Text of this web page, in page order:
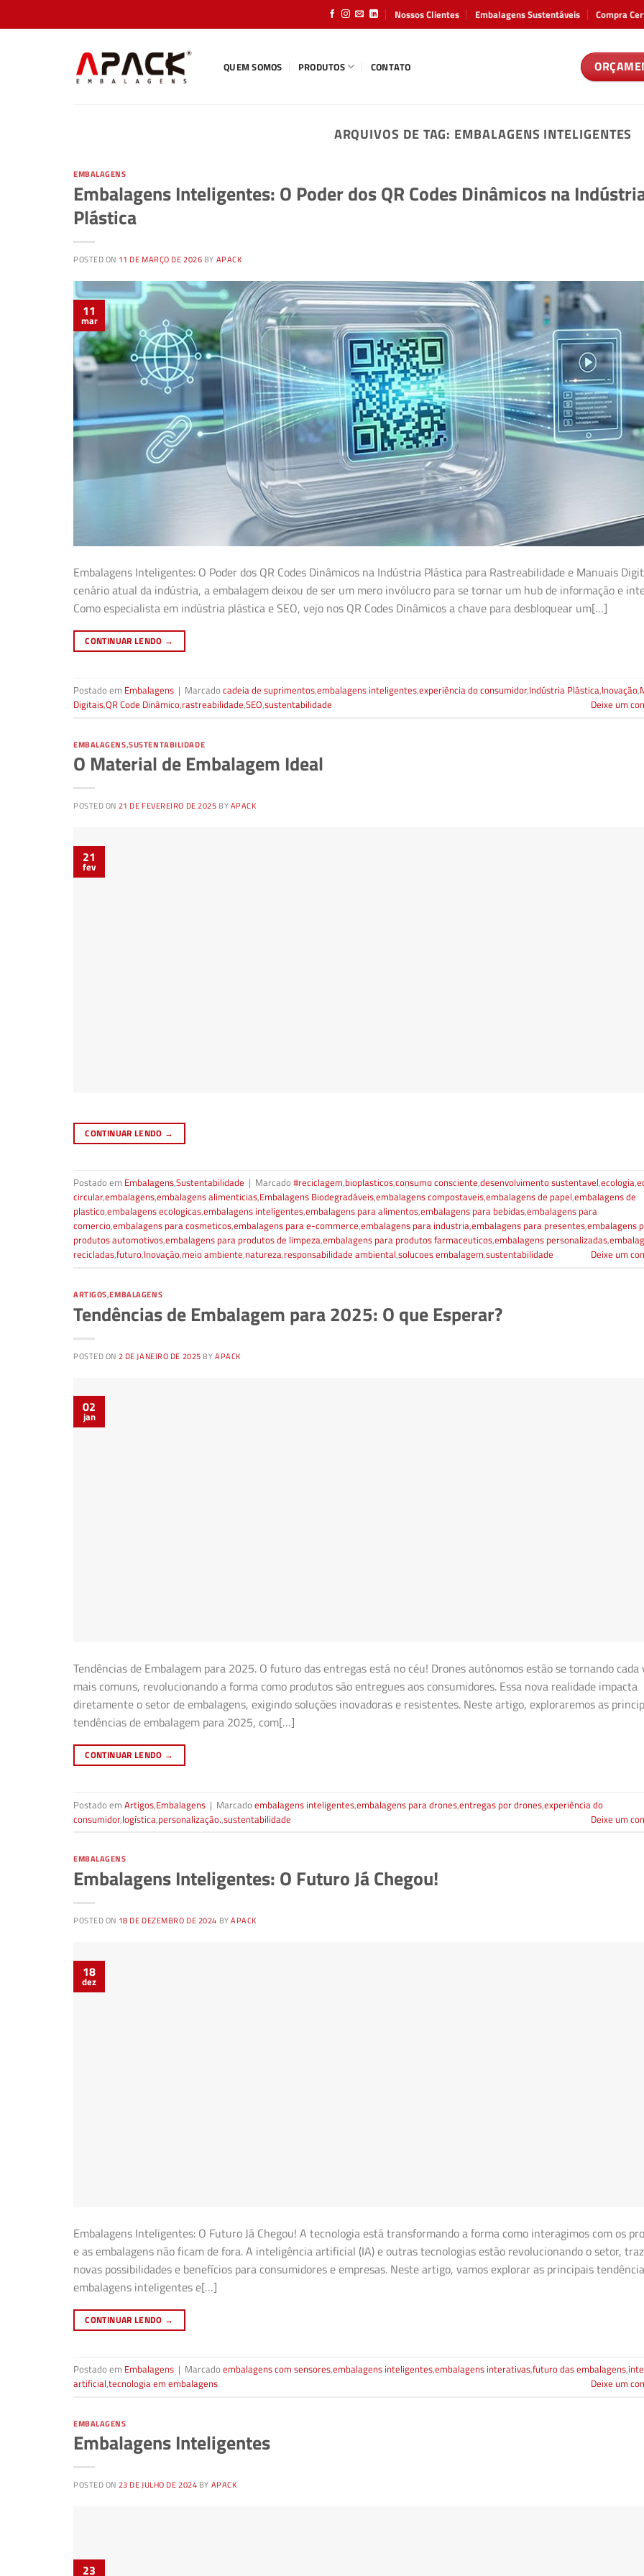
to
Nossos Clientes Embalagens Sustentáveis Compra
QUEM SOMOS PRODUTOS CONTATO
ARQUIVOS DE TAG: EMBALAGENS INTELIGENTES
EMBALAGENS
Embalagens Inteligentes: O Poder dos QR Codes Dinâmicos na
Plástica
POSTED ON 11 DE MARÇO DE 2026 BY APACK
11
mar
Embalagens Inteligentes: O Poder dos QR Codes Dinâmicos na Indústria Plástica para Rastreabilidade e Manuais
cenário atual da indústria, a embalagem deixou de ser um mero invólucro para se tornar um hub de informação e
Como especialista em indústria plástica e SEO, vejo nos QR Codes Dinâmicos a chave para desbloquear um[…]
CONTINUAR LENDO →
Postado em Embalagens | Marcadocadeia de suprimentos,embalagens inteligentes,experiência do consumidor,Indústria Plástica,Inovação,
Digitais,QR Code Dinâmico,rastreabilidade,SEO,sustentabilidade Deixe um
EMBALAGENS,SUSTENTABILIDADE
O Material de Embalagem Ideal
POSTED ON 21 DE FEVEREIRO DE 2025 BYAPACK
21
fev
CONTINUAR LENDO →
Postado em Embalagens,Sustentabilidade | Marcado#reciclagem,bioplasticos,consumo consciente,desenvolvimento sustentavel,ecologia,
circular,embalagens,embalagens alimenticias,Embalagens Biodegradáveis,embalagens compostaveis,embalagens de papel,embalagens de
plastico,embalagens ecologicas,embalagens inteligentes,embalagens para alimentos,embalagens para bebidas,embalagens para
comercio,embalagens para cosmeticos,embalagens para e-commerce,embalagens para industria,embalagens para presentes,embalagens
produtos automotivos,embalagens para produtos de limpeza,embalagens para produtos farmaceuticos,embalagens personalizadas,
recicladas,futuro,Inovação,meio ambiente,natureza,responsabilidade ambiental,solucoes embalagem,sustentabilidade Deixe um
ARTIGOS,EMBALAGENS
Tendências de Embalagem para 2025: O que Esperar?
POSTED ON 2 DE JANEIRO DE 2025 BYAPACK
02
jan
Tendências de Embalagem para 2025. O futuro das entregas está no céu! Drones autônomos estão se tornando cada
mais comuns, revolucionando a forma como produtos são entregues aos consumidores. Essa nova realidade impacta
diretamente o setor de embalagens, exigindo soluções inovadoras e resistentes. Neste artigo, exploraremos as
tendências de embalagem para 2025, com[…]
CONTINUAR LENDO →
Postado em Artigos,Embalagens | Marcadoembalagens inteligentes,embalagens para drones,entregas por drones,experiência do
consumidor,logística,personalização.,sustentabilidade Deixe um
EMBALAGENS
Embalagens Inteligentes: O Futuro Já Chegou!
POSTED ON 18 DE DEZEMBRO DE 2024 BYAPACK
18
dez
Embalagens Inteligentes: O Futuro Já Chegou! A tecnologia está transformando a forma como interagimos com os
e as embalagens não ficam de fora. A inteligência artificial (IA) e outras tecnologias estão revolucionando o setor,
novas possibilidades e benefícios para consumidores e empresas. Neste artigo, vamos explorar as principais
embalagens inteligentes e[…]
CONTINUAR LENDO →
Postado em Embalagens | Marcadoembalagens com sensores,embalagens inteligentes,embalagens interativas,futuro das embalagens,
artificial,tecnologia em embalagens Deixe um
EMBALAGENS
Embalagens Inteligentes
POSTED ON 23 DE JULHO DE 2024 BY APACK
23